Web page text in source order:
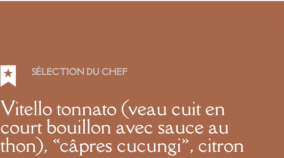
SÉLECTION DU CHEF
Vitello tonnato (veau cuit en
court bouillon avec sauce au
thon), «câpres cucungi», citron